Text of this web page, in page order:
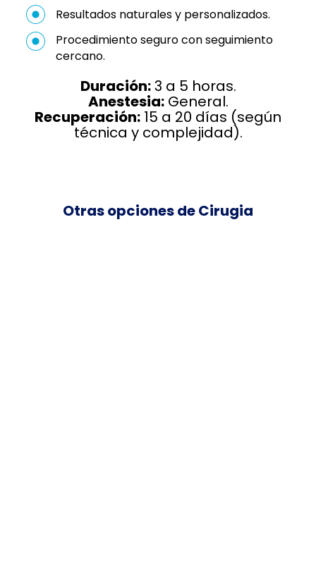
Resultados naturales y personalizados.
Procedimiento seguro con seguimiento
cercano.
Duración:3 a 5 horas.
Anestesia:General.
Recuperación: 15 a 20 días (según
técnica y complejidad).
Otras opciones de Cirugia